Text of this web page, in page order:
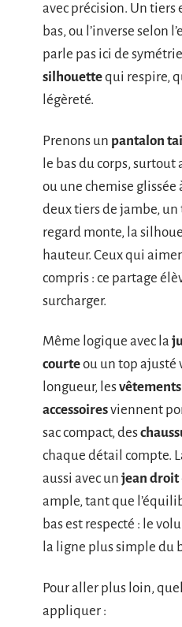
avec précision. Un tiers
bas, ou l’inverse selon
parle pas ici de
silhouettequi respire,
légèreté.
Prenons un pantalon
le bas du corps, surtout
ou une chemise glissée
deux tiers de jambe, un
regard monte, la
hauteur. Ceux qui
compris : ce partage
surcharger.
Même logique avec la
courteou un top
longueur, lesvêtements
accessoiresviennent
sac compact, des
chaque détail compte.
aussi avec un jean droit
ample, tant que
bas est respecté : le
la ligne plus simple du
Pour aller plus loin,
appliquer :